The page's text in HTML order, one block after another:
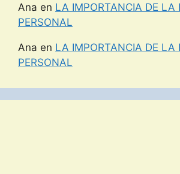
Ana en LA IMPORTANCIA DE LA
PERSONAL
Ana en LA IMPORTANCIA DE LA
PERSONAL